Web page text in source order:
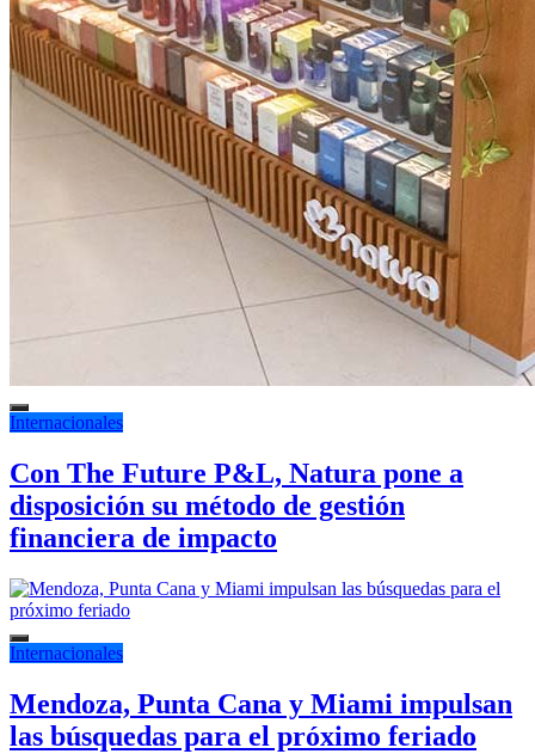
Internacionales
Con The Future P&L, Natura pone a
disposición su método de gestión
financiera de impacto
Internacionales
Mendoza, Punta Cana y Miami impulsan
las búsquedas para el próximo feriado